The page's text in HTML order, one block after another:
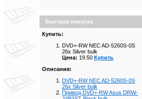
Быстрая покупка
Купить:
DVD+-RW NEC AD-5260S-0S
26x Silver bulk
Цена: 19.50 Купить
Описания:
DVD+-RW NEC AD-5260S-0S
26x Silver bulk
Привод DVD+-RW Asus DRW-